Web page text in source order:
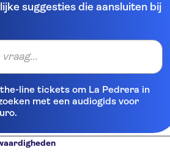
suggesties die aansluiten bij
line tickets om La Pedrera in
met een audiogids voor